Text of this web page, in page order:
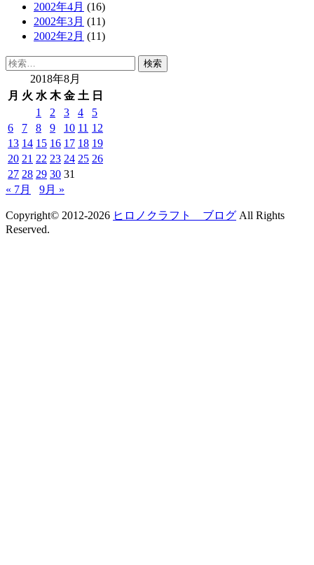
2002年4月 (16)
2002年3月 (11)
2002年2月 (11)
検
2018年8月
月 火 水 木 金 土 日
1
2 3 4
5
6
7 8 9 10 11 12
13 14 15 16 17 18 19
20 21 22 23 24 25 26
27 28 29 30 31
« 7月
9月 »
Copyright© 2012-2026 ヒロノクラフト ブログ All Rights
Reserved.